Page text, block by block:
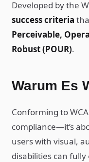
Developed by the
success criteria
Perceivable,
Robust (POUR).
Warum Es
Conforming to
compliance—it’s
users with visual,
disabilities can